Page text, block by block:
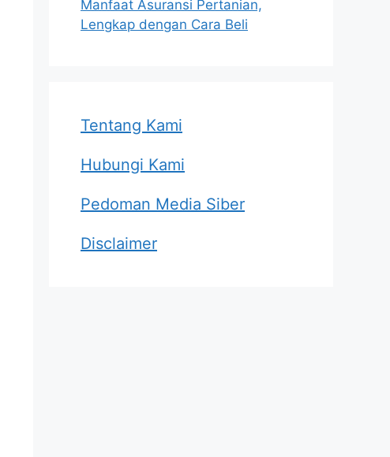
Manfaat Asuransi Pertanian,
Lengkap dengan Cara Beli
Tentang Kami
Hubungi Kami
Pedoman Media Siber
Disclaimer